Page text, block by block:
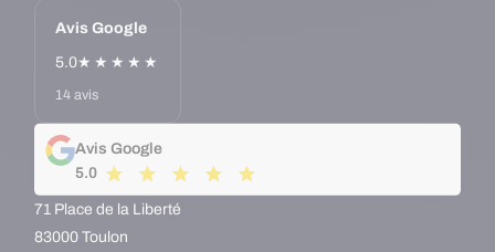
Avis Google
5.0★★★★★
14 avis
Avis Google
5.0
71 Place de la Liberté
83000 Toulon